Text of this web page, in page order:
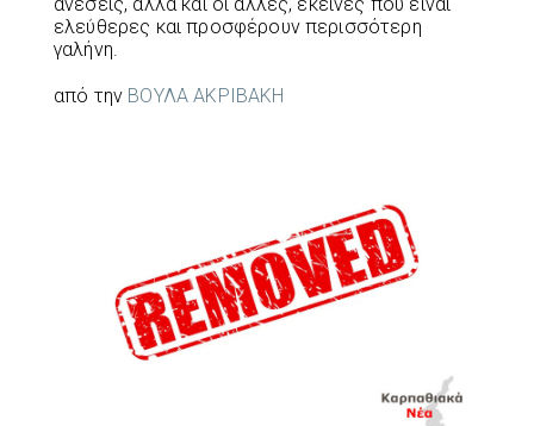
ελεύθερες και προσφέρουν περισσότερη
γαλήνη.
από την ΒΟΥΛΑ ΑΚΡΙΒΑΚΗ